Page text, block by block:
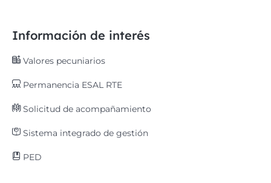
Información de interés
Valores pecuniarios
Permanencia ESAL RTE
Solicitud de acompañamiento
Sistema integrado de gestión
PED